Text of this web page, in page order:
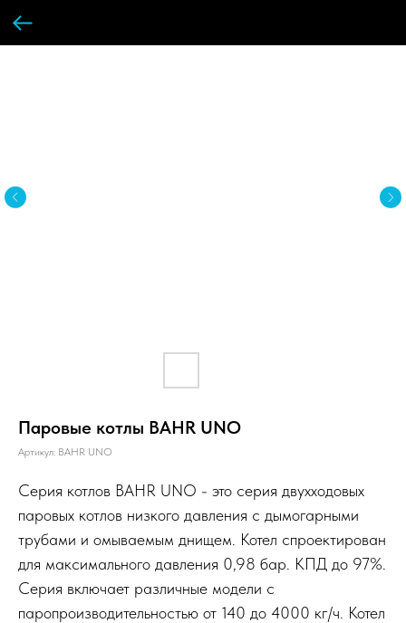
Паровые котлы BAHR UNO
Артикул: BAHR UNO
Серия котлов BAHR UNO - это серия двухходовых
паровых котлов низкого давления с дымогарными
трубами и омываемым днищем. Котел спроектирован
для максимального давления 0,98 бар. КПД до 97%.
Серия включает различные модели с
паропроизводительностью от 140 до 4000 кг/ч. Котел